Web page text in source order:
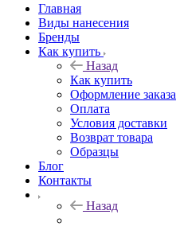
Главная
Виды нанесения
Бренды
Как купить
Назад
Как купить
Оформление заказа
Оплата
Условия доставки
Возврат товара
Образцы
Блог
Контакты
Назад